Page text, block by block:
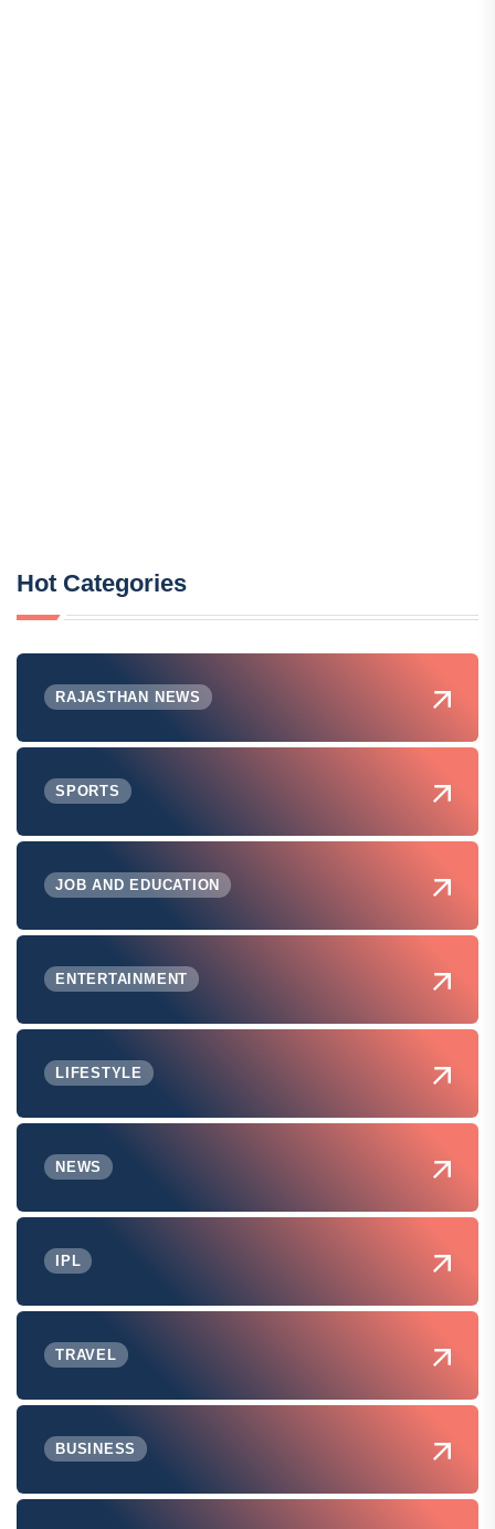
Hot Categories
RAJASTHAN NEWS
SPORTS
JOB AND EDUCATION
ENTERTAINMENT
LIFESTYLE
NEWS
IPL
TRAVEL
BUSINESS